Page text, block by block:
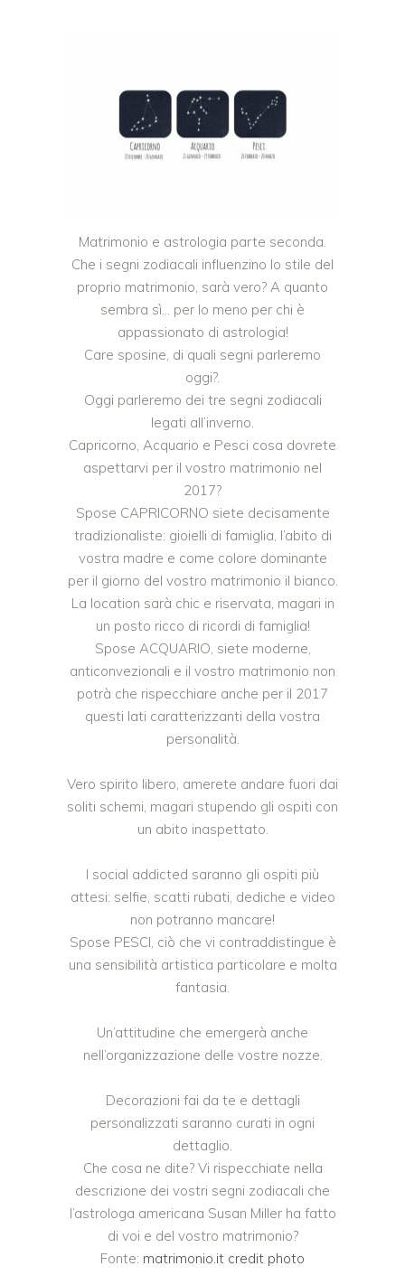
Matrimonio e astrologia parte seconda.
Che i segni zodiacali influenzino lo stile del
proprio matrimonio, sarà vero? A quanto
sembra sì… per lo meno per chi è
appassionato di astrologia!
Care sposine, di quali segni parleremo
oggi?.
Oggi parleremo dei tre segni zodiacali
legati all’inverno.
Capricorno, Acquario e Pesci cosa dovrete
aspettarvi per il vostro matrimonio nel
2017?
Spose CAPRICORNO siete decisamente
tradizionaliste: gioielli di famiglia, l’abito di
vostra madre e come colore dominante
per il giorno del vostro matrimonio il bianco.
La location sarà chic e riservata, magari in
un posto ricco di ricordi di famiglia!
Spose ACQUARIO, siete moderne,
anticonvezionali e il vostro matrimonio non
potrà che rispecchiare anche per il 2017
questi lati caratterizzanti della vostra
personalità.
Vero spirito libero, amerete andare fuori dai
soliti schemi, magari stupendo gli ospiti con
un abito inaspettato.
I social addicted saranno gli ospiti più
attesi: selfie, scatti rubati, dediche e video
non potranno mancare!
Spose PESCI, ciò che vi contraddistingue è
una sensibilità artistica particolare e molta
fantasia.
Un’attitudine che emergerà anche
nell’organizzazione delle vostre nozze.
Decorazioni fai da te e dettagli
personalizzati saranno curati in ogni
dettaglio.
Che cosa ne dite? Vi rispecchiate nella
descrizione dei vostri segni zodiacali che
l’astrologa americana Susan Miller ha fatto
di voi e del vostro matrimonio?
Fonte: matrimonio.it credit photo